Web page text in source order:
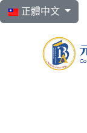
選擇你的語言
正體中文